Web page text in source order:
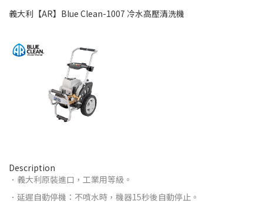
義大利【AR】Blue Clean-1007 冷水高壓清洗機
Description
．義大利原裝進口，工業用等級。
．延遲自動停機：不噴水時，機器15秒後自動停止。